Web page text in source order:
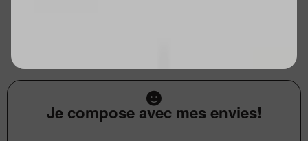
Je compose avec mes envies!